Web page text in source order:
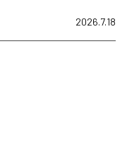
2026.7.18